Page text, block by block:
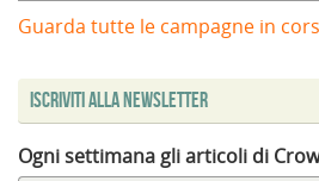
Guarda tutte le campagne in
Iscriviti alla Newsletter
Ogni settimana gli articoli di